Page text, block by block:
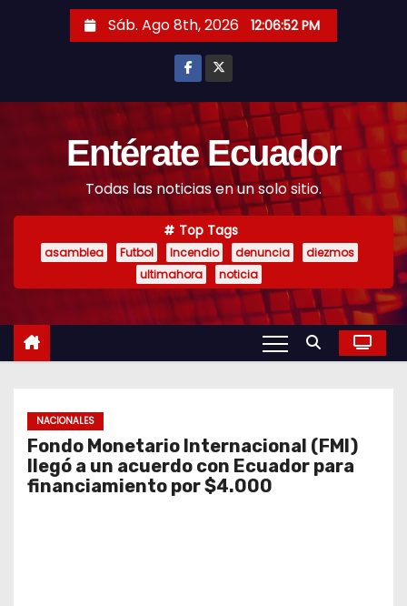
Sáb. Ago 8th, 2026 12:06:54 PM
Entérate Ecuador
Todas las noticias en un solo sitio.
Top Tags
asamblea Futbol Incendio denuncia
diezmos
ultimahora
noticia
NACIONALES
Fondo Monetario Internacional (FMI)
llegó a un acuerdo con Ecuador para
financiamiento por $4.000